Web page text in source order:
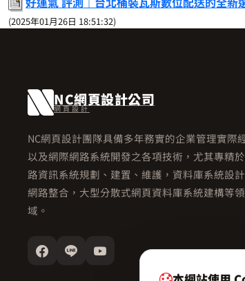
(2025年01月26日 18:51:32)
NC網頁設計公司
網頁設計
NC網頁設計團隊具備多年務實的企業管理實際
以及網際網路系統開發之各項技術，尤其專精
路資訊系統規劃、建置、維護，資料庫系統設計
網路整合，大型分散式網頁資料庫系統建構等領
域。